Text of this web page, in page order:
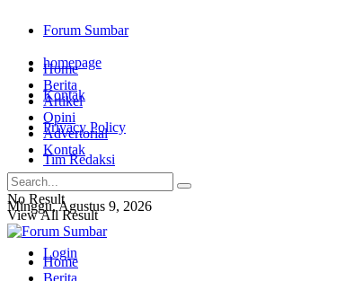
Forum Sumbar
homepage
Kontak
Privacy Policy
Tim Redaksi
Minggu, Agustus 9, 2026
Login
Home
Berita
Artikel
Opini
Advertorial
Kontak
No Result
View All Result
Home
Berita